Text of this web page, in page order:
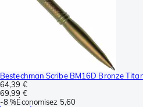
Bestechman Scribe BM16D Bronze
64,39 €
69,99 €
-8 %Économisez 5,60